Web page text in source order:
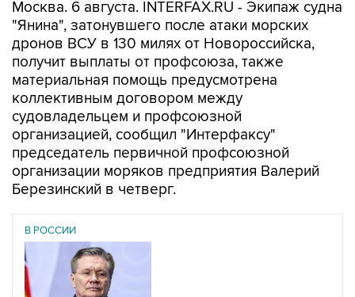
дронов ВСУ в 130 милях от Новороссийска,
получит выплаты от профсоюза, также
материальная помощь предусмотрена
коллективным договором между
судовладельцем и профсоюзной
организацией, сообщил "Интерфаксу"
председатель первичной профсоюзной
организации моряков предприятия Валерий
Березинский в четверг.
В РОССИИ